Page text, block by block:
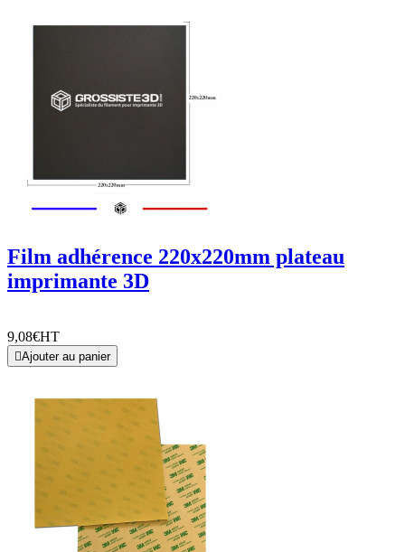
Film adhérence 220x220mm plateau
imprimante 3D
9,08€HT
Ajouter au panier